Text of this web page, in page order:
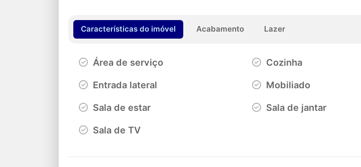
Características do imóvel Acabamento Lazer
Área de serviço Cozinha
Entrada lateral Mobiliado
Sala de estar Sala de jantar
Sala de TV